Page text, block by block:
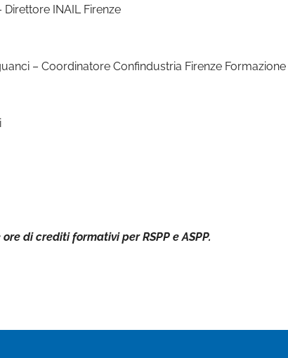
Direttore INAIL Firenze
– Coordinatore Confindustria Firenze Formazione
di crediti formativi per RSPP e ASPP.